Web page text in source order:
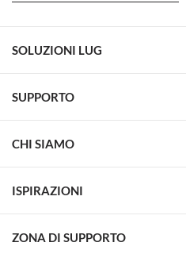
SOLUZIONI LUG
SUPPORTO
CHI SIAMO
ISPIRAZIONI
ZONA DI SUPPORTO